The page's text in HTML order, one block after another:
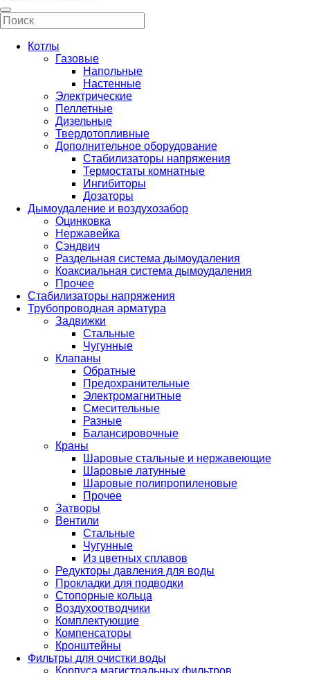
Котлы
Газовые
Напольные
Настенные
Электрические
Пеллетные
Дизельные
Твердотопливные
Дополнительное оборудование
Стабилизаторы напряжения
Термостаты комнатные
Ингибиторы
Дозаторы
Дымоудаление и воздухозабор
Оцинковка
Нержавейка
Сэндвич
Раздельная система дымоудаления
Коаксиальная система дымоудаления
Прочее
Стабилизаторы напряжения
Трубопроводная арматура
Задвижки
Стальные
Чугунные
Клапаны
Обратные
Предохранительные
Электромагнитные
Смесительные
Разные
Балансировочные
Краны
Шаровые стальные и нержавеющие
Шаровые латунные
Шаровые полипропиленовые
Прочее
Затворы
Вентили
Стальные
Чугунные
Из цветных сплавов
Редукторы давления для воды
Прокладки для подводки
Стопорные кольца
Воздухоотводчики
Комплектующие
Компенсаторы
Кронштейны
Фильтры для очистки воды
Корпуса магистральных фильтров